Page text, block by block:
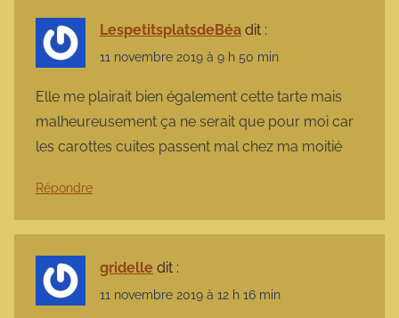
LespetitsplatsdeBéa dit :
11 novembre 2019 à 9 h 50 min
Elle me plairait bien également cette tarte mais
malheureusement ça ne serait que pour moi car
les carottes cuites passent mal chez ma moitié
Répondre
gridelle dit :
11 novembre 2019 à 12 h 16 min